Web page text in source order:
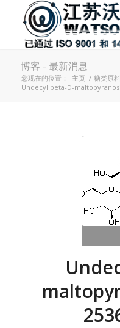
博客 - 最新消息
您现在的位置： 主页 / 糖类原料
Undecyl beta-D-